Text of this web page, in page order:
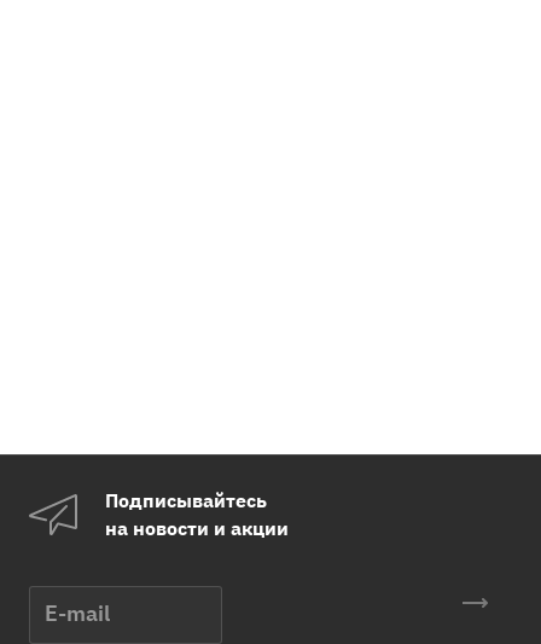
Подписывайтесь
на новости и акции